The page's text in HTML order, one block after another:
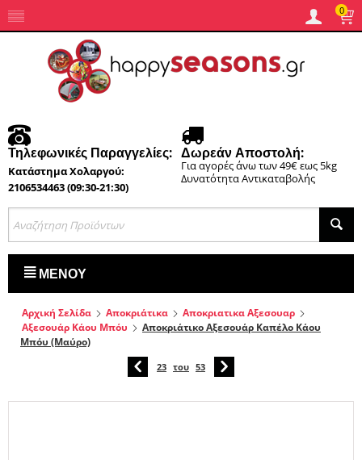
0
Τηλεφωνικές Παραγγελίες:
Κατάστημα Χολαργού:
2106534463 (09:30-21:30)
Δωρεάν Αποστολή:
Για αγορές άνω των 49€ εως 5kg
Δυνατότητα Αντικαταβολής
ΜΕΝΟΎ
Αρχική Σελίδα Αποκριάτικα
Αποκριατικα Αξεσουαρ
Αξεσουάρ Κάου Μπόυ
Αποκριάτικο Αξεσουάρ Καπέλο Κάου
Μπόυ (Μαύρο)
23 του 53